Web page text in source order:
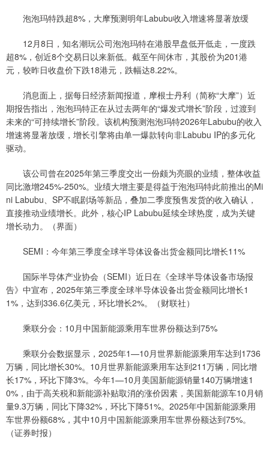
泡泡玛特跌超8%，大摩预测明年Labubu收入增速将显著放缓
12月8日，知名潮玩公司泡泡玛特在港股早盘低开低走，一度跌
超8%，创近8个交易日以来新低。截至午间休市，其股价为201港
元，较昨日收盘价下跌18港元，跌幅达8.22%。
消息面上，据每日经济新闻报道，摩根士丹利（简称“大摩”）近
期报告指出，泡泡玛特正在从过去两年的“爆发式增长”阶段，过渡到
未来的“可持续增长”阶段。该机构预测泡泡玛特2026年Labubu的收入
增速将显著放缓，增长引擎将由单一爆款转向非Labubu IP的多元化
驱动。
该公司曾在2025年第三季度交出一份颇为亮眼的业绩，整体收益
同比激增245%-250%。业绩大增主要是得益于泡泡玛特此前推出的Mi
ni Labubu、SP不眠剧场等新品，叠加二季度预售发货的收入确认，
直接推动业绩增长。此外，核心IP Labubu延续全球热度，成为关键
增长动力。（界面）
SEMI：今年第三季度全球半导体设备出货金额同比增长11%
国际半导体产业协会（SEMI）近日在《全球半导体设备市场报
告》中宣布，2025年第三季度全球半导体设备出货金额同比增长1
1%，达到336.6亿美元，环比增长2%。（财联社）
乘联分会：10月中国新能源乘用车世界份额达到75%
乘联分会数据显示，2025年1—10月世界新能源乘用车达到1736
万辆，同比增长30%。10月世界新能源乘用车达到211万辆，同比增
长17%，环比下降3%。今年1—10月美国新能源销量140万辆增速1
0%，由于高关税和新能源补贴取消的涨价因素，美国新能源车10月销
量9.3万辆，同比下降32%，环比下降51%。2025年中国新能源乘用
车世界份额68%，其中10月中国新能源乘用车世界份额达到75%。
（证券时报）